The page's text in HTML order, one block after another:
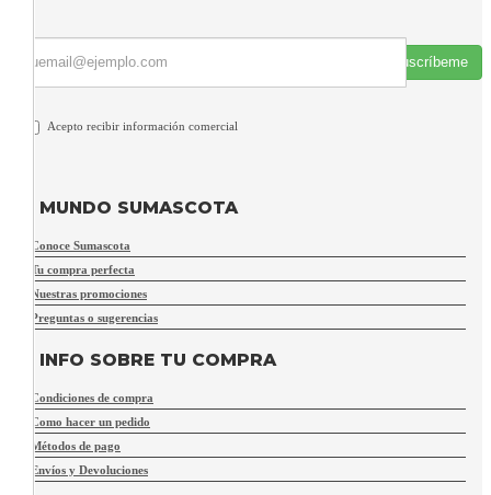
Suscríbeme
Acepto recibir información comercial
MUNDO SUMASCOTA
Conoce Sumascota
Tu compra perfecta
Nuestras promociones
Preguntas o sugerencias
INFO SOBRE TU COMPRA
Condiciones de compra
Como hacer un pedido
Métodos de pago
Envíos y Devoluciones